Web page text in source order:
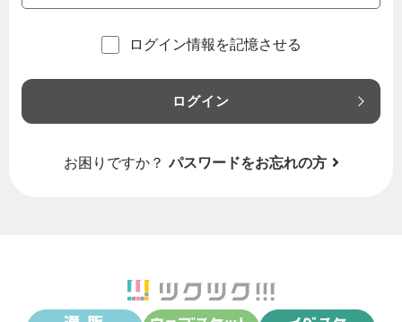
ログイン情報を記憶させる
ログイン
お困りですか？ パスワードをお忘れの方